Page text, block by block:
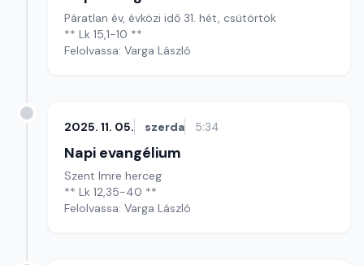
Páratlan év, évközi idő 31. hét, csütörtök
** Lk 15,1-10 **
Felolvassa: Varga László
2025. 11. 05. szerda 5:34
Napi evangélium
Szent Imre herceg
** Lk 12,35-40 **
Felolvassa: Varga László